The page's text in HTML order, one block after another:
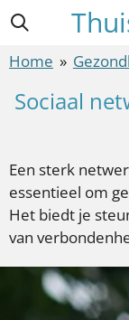
Ga
naar
hoofdinhoud
Home »
Sociaal
Een sterk
essentieel om
Het biedt je
van